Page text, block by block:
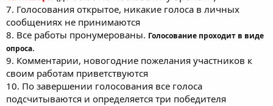
7. Голосования открытое, никакие голоса в личных
сообщениях не принимаются
8. Все работы пронумерованы. Голосование проходит в виде
опроса.
9. Комментарии, новогодние пожелания участников к
своим работам приветствуются
10. По завершении голосования все голоса
подсчитываются и определяется три победителя